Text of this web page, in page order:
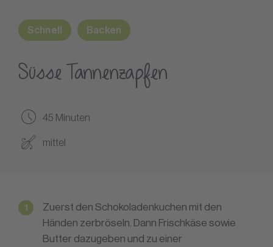
Schnell Backen
Süsse Tannenzapfen
45 Minuten
mittel
Zuerst den Schokoladenkuchen mit den
Händen zerbröseln. Dann Frischkäse sowie
Butter dazugeben und zu einer